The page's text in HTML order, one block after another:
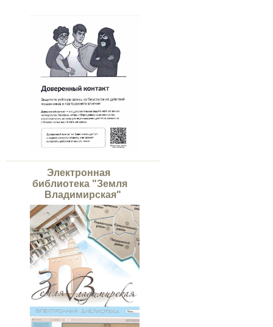
Электронная
библиотека "Земля
Владимирская"